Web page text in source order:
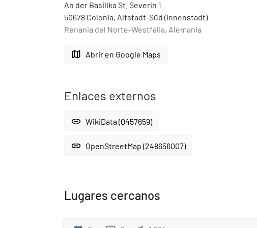
An der Basilika St. Severin 1
50678 Colonia, Altstadt-Süd (Innenstadt)
Renania del Norte-Westfalia, Alemania
map Abrir en Google Maps
Enlaces externos
link WikiData (Q457659)
link OpenStreetMap (248656007)
Lugares cercanos